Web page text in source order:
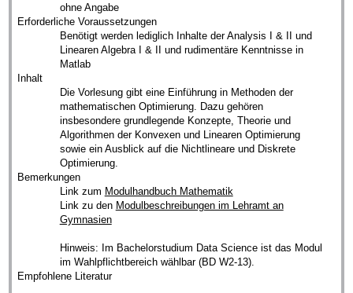
ohne Angabe
Erforderliche Voraussetzungen
Benötigt werden lediglich Inhalte der Analysis I & II und
Linearen Algebra I & II und rudimentäre Kenntnisse in
Matlab
Inhalt
Die Vorlesung gibt eine Einführung in Methoden der
mathematischen Optimierung. Dazu gehören
insbesondere grundlegende Konzepte, Theorie und
Algorithmen der Konvexen und Linearen Optimierung
sowie ein Ausblick auf die Nichtlineare und Diskrete
Optimierung.
Bemerkungen
Link zum Modulhandbuch Mathematik
Link zu den Modulbeschreibungen im Lehramt an
Gymnasien
Hinweis: Im Bachelorstudium Data Science ist das Modul
im Wahlpflichtbereich wählbar (BD W2-13).
Empfohlene Literatur